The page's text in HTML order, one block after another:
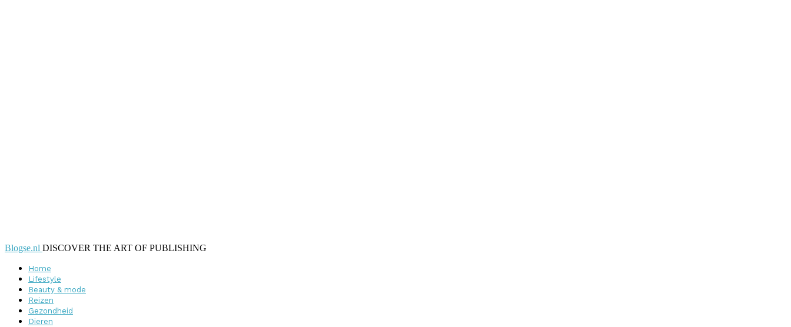
Blogse.nl DISCOVER THE ART OF PUBLISHING
Home
Lifestyle
Beauty & mode
Reizen
Gezondheid
Dieren